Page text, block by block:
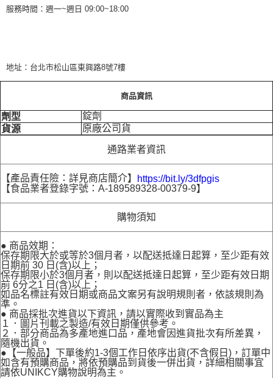
服務時間：週一~週日 09:00~18:00
地址：台北市松山區東興路8號7樓
商品資訊
劑型
錠劑
貨源
原廠公司貨
通路業者資訊
【產品責任險：詳見商店簡介】
https://bit.ly/3dfpgis
【食品業者登錄字號：A-189589328-00379-9】
購物須知
● 商品效期：
保存期限大於或等於3個月者，以配送抵達日起算，至少距有效
日期前 30 日(含)以上；
保存期限小於3個月者，則以配送抵達日起算，至少距有效日期
前 6分之1 日(含)以上；
如品名標註有效日期或商品文案另有說明規則者，依該規則為
準。
● 商品採批次進貨以下資訊，請以實際收到實品為主
１．圖片刊載之製造/有效日期僅供參考。
２．部分商品為多產地進口品，產地會因進貨批次有所差異，
隨機出貨。
●【一般品】下單後約1-3個工作日依序出貨(不含假日)，訂單中
如含有預購商品，將依預購品到貨後一併出貨，詳細相關事宜
請依UNIKCY購物說明為主。